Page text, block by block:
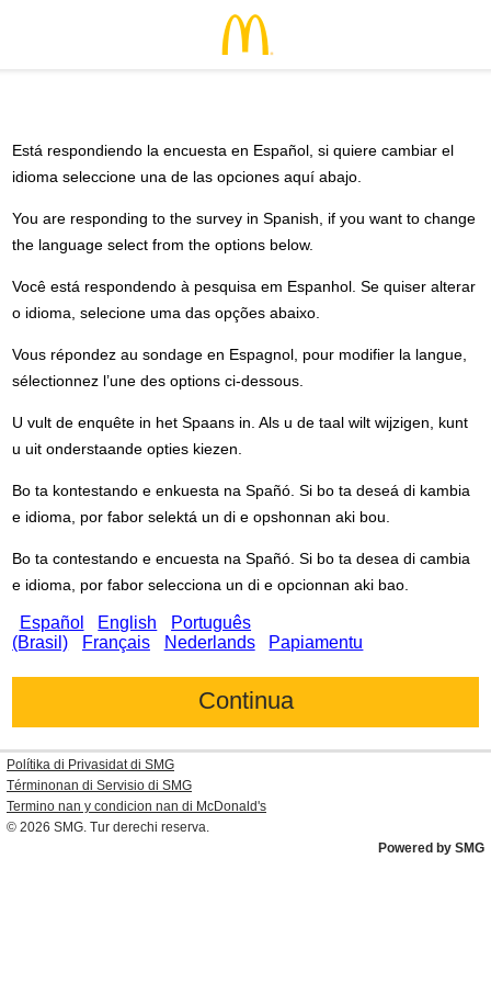
Está respondiendo la encuesta en Español, si quiere cambiar el
idioma seleccione una de las opciones aquí abajo.
You are responding to the survey in Spanish, if you want to change
the language select from the options below.
Você está respondendo à pesquisa em Espanhol. Se quiser alterar
o idioma, selecione uma das opções abaixo.
Vous répondez au sondage en Espagnol, pour modifier la langue,
sélectionnez l’une des options ci-dessous.
U vult de enquête in het Spaans in. Als u de taal wilt wijzigen, kunt
u uit onderstaande opties kiezen.
Bo ta kontestando e enkuesta na Spañó. Si bo ta deseá di kambia
e idioma, por fabor selektá un di e opshonnan aki bou.
Bo ta contestando e encuesta na Spañó. Si bo ta desea di cambia
e idioma, por fabor selecciona un di e opcionnan aki bao.
Español English
Português
(Brasil)
Français Nederlands Papiamentu
Polítika di Privasidat di SMG
Términonan di Servisio di SMG
Termino nan y condicion nan di McDonald's
© 2026 SMG . Tur derechi reserva.
Powered by SMG